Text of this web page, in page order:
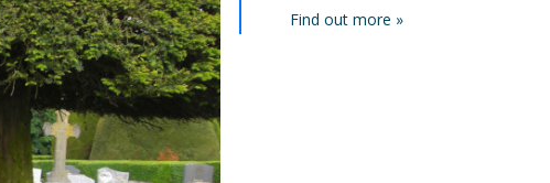
Find out more »